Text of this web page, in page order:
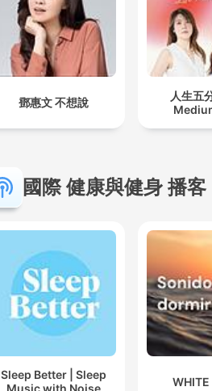
鄧惠文 不想說
人生五
國際 健康與健身 播客
Sleep Better | Sleep
Music with Noise
WHITE